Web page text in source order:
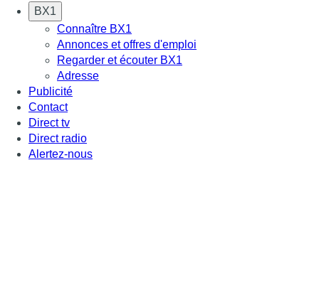
BX1
Connaître BX1
Annonces et offres d'emploi
Regarder et écouter BX1
Adresse
Publicité
Contact
Direct tv
Direct radio
Alertez-nous